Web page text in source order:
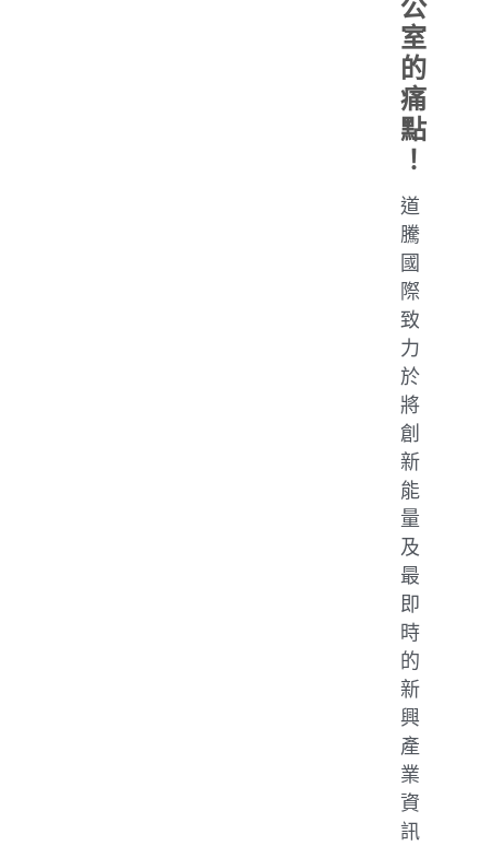
公
室
的
痛
點
！
道
騰
國
際
致
力
於
將
創
新
能
量
及
最
即
時
的
新
興
產
業
資
訊